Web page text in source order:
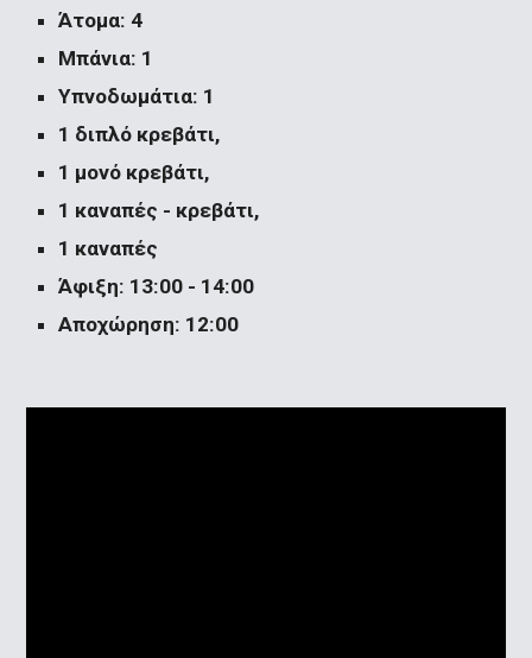
Άτομα: 4
Μπάνια: 1
Υπνοδωμάτια: 1
1 διπλό κρεβάτι,
1 μονό κρεβάτι,
1 καναπές - κρεβάτι,
1 καναπές
Άφιξη: 13:00 - 14:00
Αποχώρηση: 12:00